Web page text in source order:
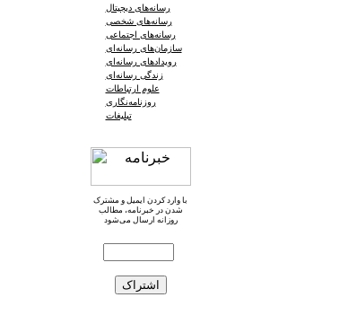
رسانه‌های دیجیتال
رسانه‌های شخصی
رسانه‌های اجتماعی
سازمان‌های رسانه‌ای
رویدادهای رسانه‌ای
زندگی رسانه‌ای
علوم ارتباطات
روزنامه‌نگاری
تبلیغات
با وارد کردن ایمیل و مشترک
شدن در خبرنامه، مطالب
روزانه ارسال می‌شود